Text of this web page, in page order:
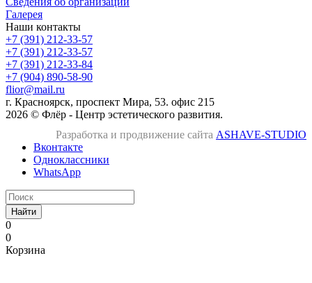
Галерея
Наши контакты
+7 (391) 212-33-57
+7 (391) 212-33-57
+7 (391) 212-33-84
+7 (904) 890-58-90
flior@mail.ru
г. Красноярск, проспект Мира, 53. офис 215
2026 © Флёр - Центр эстетического развития.
Разработка и продвижение сайта ASHAVE-STUDIO
Вконтакте
Одноклассники
WhatsApp
Найти
0
0
Корзина